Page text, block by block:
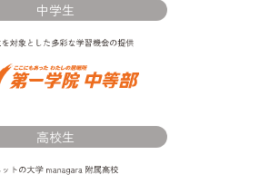
中学生
高校生